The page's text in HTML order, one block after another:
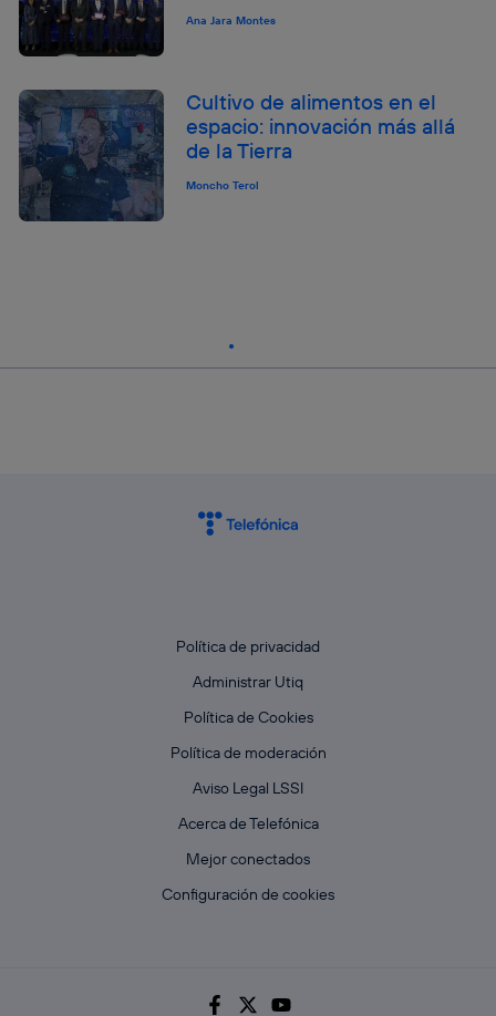
Ana Jara Montes
Cultivo de alimentos en el
espacio: innovación más allá
de la Tierra
Moncho Terol
Política de privacidad
Administrar Utiq
Política de Cookies
Política de moderación
Aviso Legal LSSI
Acerca de Telefónica
Mejor conectados
Configuración de cookies